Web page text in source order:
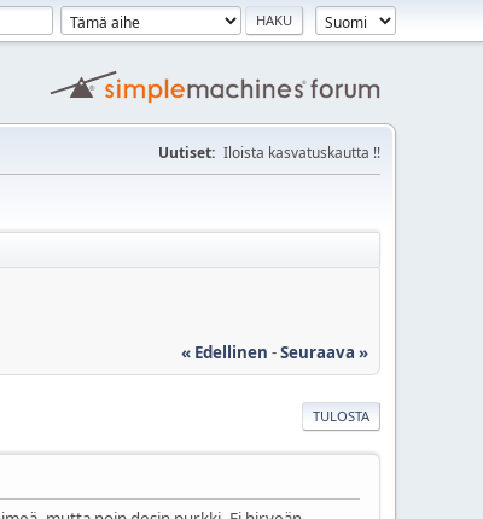
Uutiset: Iloista kasvatuskautta !!
« Edellinen -Seuraava »
TULOSTA